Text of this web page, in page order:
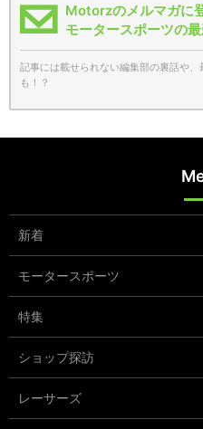
Motorzのメルマガに
モータースポーツの最
記事には載せられない編集部の裏話や
も！？
新着
モータースポーツ
特集
ショップ探訪
レーサーズ